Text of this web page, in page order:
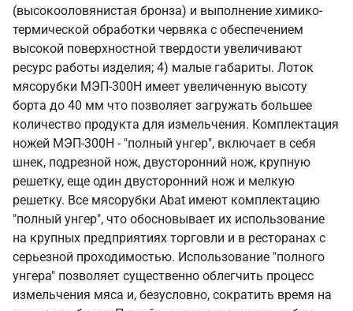
(высокооловянистая бронза) и выполнение химико-
термической обработки червяка с обеспечением
высокой поверхностной твердости увеличивают
ресурс работы изделия; 4) малые габариты. Лоток
мясорубки МЭП-300Н имеет увеличенную высоту
борта до 40 мм что позволяет загружать большее
количество продукта для измельчения. Комплектация
ножей МЭП-300Н - "полный унгер", включает в себя
шнек, подрезной нож, двусторонний нож, крупную
решетку, еще один двусторонний нож и мелкую
решетку. Все мясорубки Abat имеют комплектацию
"полный унгер", что обосновывает их использование
на крупных предприятиях торговли и в ресторанах с
серьезной проходимостью. Использование "полного
унгера" позволяет существенно облегчить процесс
измельчения мяса и, безусловно, сократить время на